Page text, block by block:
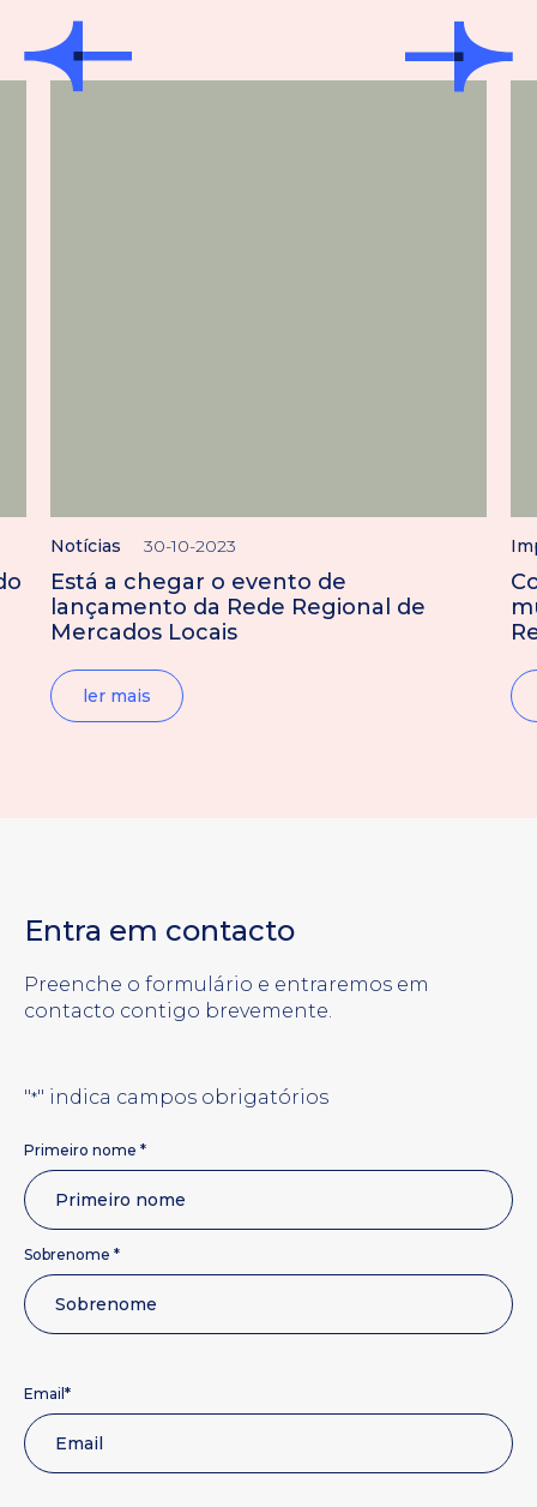
Notícias 30-10-2023
Está a chegar o evento de
lançamento da Rede Regional de
Mercados Locais
ler mais
Entra em contacto
Preenche o formulário e entraremos em
contacto contigo brevemente.
"*" indica campos obrigatórios
Nome
Primeiro nome *
Sobrenome *
Email *